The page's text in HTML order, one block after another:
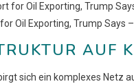
Oil Exporting, Trump Says
AUF
sich ein komplexes Netz